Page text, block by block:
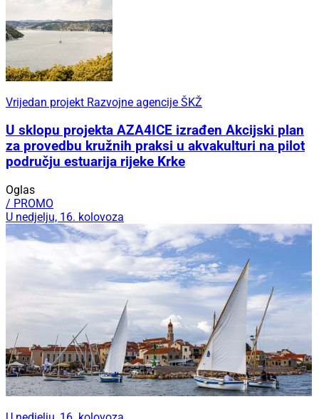
Vrijedan projekt Razvojne agencije ŠKŽ
U sklopu projekta AZA4ICE izrađen Akcijski plan
za provedbu kružnih praksi u akvakulturi na pilot
području estuarija rijeke Krke
Oglas
/ PROMO
U nedjelju, 16. kolovoza